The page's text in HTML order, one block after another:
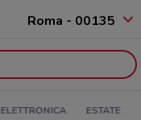
Roma - 00135
ELETTRONICA ESTATE